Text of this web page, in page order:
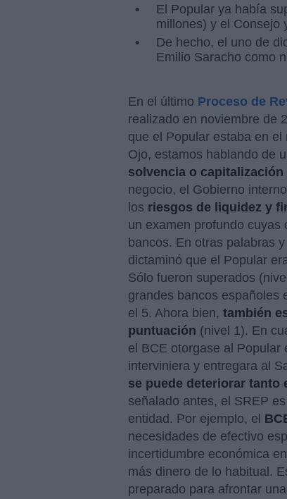
El Popular ya había
millones) y el Consejo
De hecho, el uno de
Emilio Saracho como
En el último Proceso de
realizado en noviembre de
que el Popular estaba en el
Ojo, estamos hablando de
solvencia o capitalización
negocio, el Gobierno
los riesgos de liquidez y
un examen profundo cuyas
bancos. En otras palabras
dictaminó que el Popular
Sólo fueron superados
grandes bancos españoles
el 5. Ahora bien, también
puntuación (nivel 1). En
el BCE otorgase al Popular
interviniera y entregara al
se puede deteriorar tanto
señalado antes, el SREP
entidad. Por ejemplo, el
necesidades de efectivo
incertidumbre económica
más dinero de lo habitual.
preparado para afrontar